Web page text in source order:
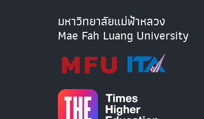
มหาวิทยาลัยแม่ฟ้าหลวง
Mae Fah Luang University